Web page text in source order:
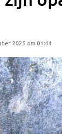
2025 om 01:44